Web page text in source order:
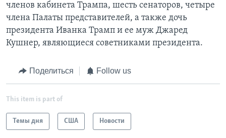
членов кабинета Трампа, шесть сенаторов, четыре
члена Палаты представителей, а также дочь
президента Иванка Трамп и ее муж Джаред
Кушнер, являющиеся советниками президента.
Поделиться Follow us
This item is part of
Темы дня США Новости